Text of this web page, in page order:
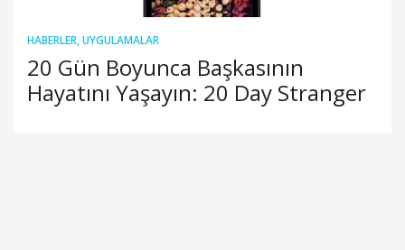
HABERLER,UYGULAMALAR
20 Gün Boyunca Başkasının
Hayatını Yaşayın: 20 Day Stranger